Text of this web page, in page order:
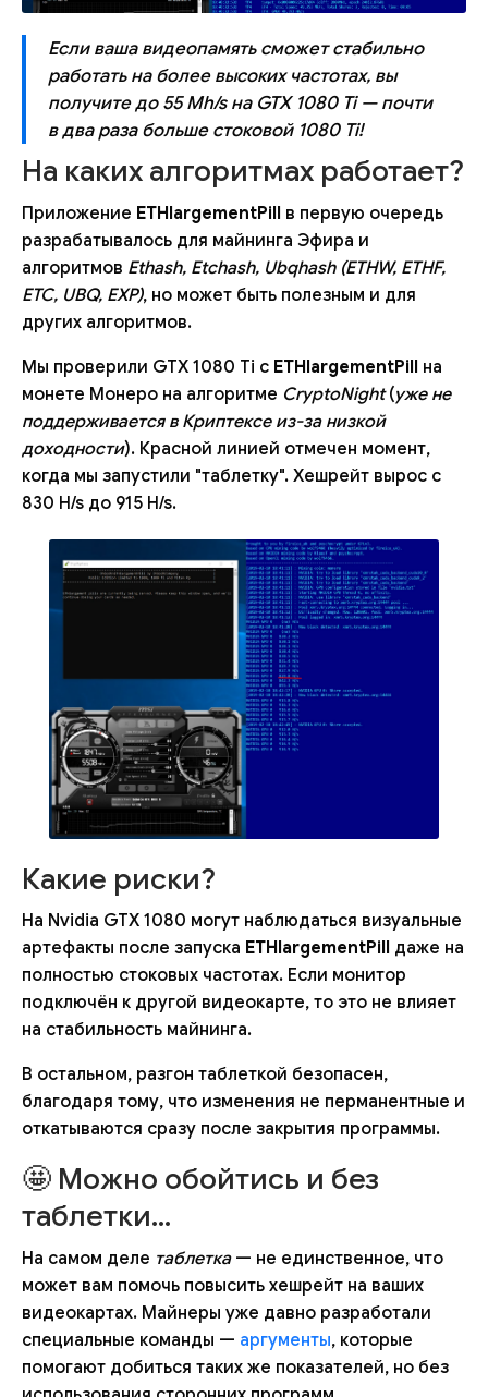
Если ваша видеопамять сможет стабильно
работать на более высоких частотах, вы
получите до 55 Mh/s на GTX 1080 Ti — почти
в два раза больше стоковой 1080 Ti!
На каких алгоритмах работает?
Приложение ETHlargementPill в первую очередь
разрабатывалось для майнинга Эфира и
алгоритмов Ethash, Etchash, Ubqhash (ETHW, ETHF,
ETC, UBQ, EXP), но может быть полезным и для
других алгоритмов.
Мы проверили GTX 1080 Ti с ETHlargementPill на
монете Монеро на алгоритме CryptoNight(уже не
поддерживается в Криптексе из-за низкой
доходности). Красной линией отмечен момент,
когда мы запустили "таблетку". Хешрейт вырос с
830 H/s до 915 H/s.
Какие риски?
На Nvidia GTX 1080 могут наблюдаться визуальные
артефакты после запуска ETHlargementPill даже на
полностью стоковых частотах. Если монитор
подключён к другой видеокарте, то это не влияет
на стабильность майнинга.
В остальном, разгон таблеткой безопасен,
благодаря тому, что изменения не перманентные и
откатываются сразу после закрытия программы.
🤩 Можно обойтись и без
таблетки…
На самом деле таблетка— не единственное, что
может вам помочь повысить хешрейт на ваших
видеокартах. Майнеры уже давно разработали
специальные команды — аргументы, которые
помогают добиться таких же показателей, но без